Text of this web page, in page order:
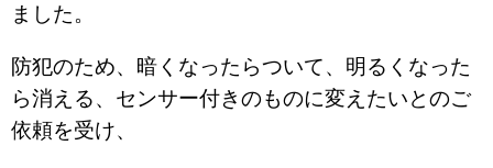
ました。
防犯のため、暗くなったらついて、明るくなった
ら消える、センサー付きのものに変えたいとのご
依頼を受け、